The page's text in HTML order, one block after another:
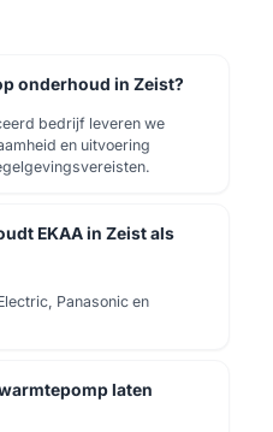
onderhoud in Zeist?
bedrijf leveren we
en uitvoering
EKAA in Zeist als
Panasonic en
laten